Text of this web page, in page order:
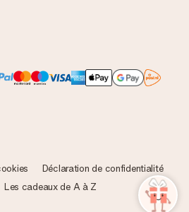
Déclaration de confidentialité
Les cadeaux de A à Z